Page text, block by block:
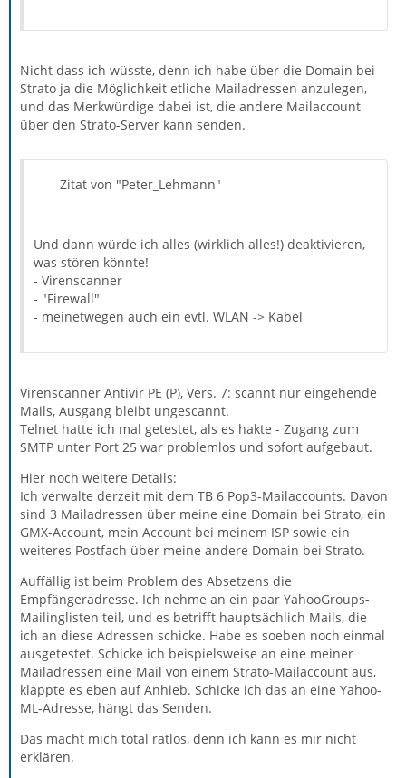
Nicht dass ich wüsste, denn ich habe über die Domain bei
Strato ja die Möglichkeit etliche Mailadressen anzulegen,
und das Merkwürdige dabei ist, die andere Mailaccount
über den Strato-Server kann senden.
Zitat von "Peter_Lehmann"
Und dann würde ich alles (wirklich alles!) deaktivieren,
was stören könnte!
- Virenscanner
- "Firewall"
- meinetwegen auch ein evtl. WLAN -> Kabel
Virenscanner Antivir PE (P), Vers. 7: scannt nur eingehende
Mails, Ausgang bleibt ungescannt.
Telnet hatte ich mal getestet, als es hakte - Zugang zum
SMTP unter Port 25 war problemlos und sofort aufgebaut.
Hier noch weitere Details:
Ich verwalte derzeit mit dem TB 6 Pop3-Mailaccounts. Davon
sind 3 Mailadressen über meine eine Domain bei Strato, ein
GMX-Account, mein Account bei meinem ISP sowie ein
weiteres Postfach über meine andere Domain bei Strato.
Auffällig ist beim Problem des Absetzens die
Empfängeradresse. Ich nehme an ein paar YahooGroups-
Mailinglisten teil, und es betrifft hauptsächlich Mails, die
ich an diese Adressen schicke. Habe es soeben noch einmal
ausgetestet. Schicke ich beispielsweise an eine meiner
Mailadressen eine Mail von einem Strato-Mailaccount aus,
klappte es eben auf Anhieb. Schicke ich das an eine Yahoo-
ML-Adresse, hängt das Senden.
Das macht mich total ratlos, denn ich kann es mir nicht
erklären.